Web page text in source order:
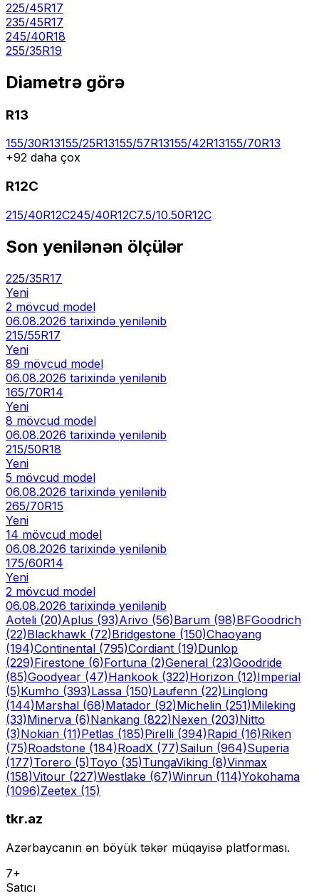
225/45R17
235/45R17
245/40R18
255/35R19
Diametrə görə
R13
155/30R13155/25R13155/57R13155/42R13155/70R13
+92 daha çox
R12C
215/40R12C245/40R12C7.5/10.50R12C
Son yenilənən ölçülər
225/35R17
Yeni
2 mövcud model
06.08.2026 tarixində yenilənib
215/55R17
Yeni
89 mövcud model
06.08.2026 tarixində yenilənib
165/70R14
Yeni
8 mövcud model
06.08.2026 tarixində yenilənib
215/50R18
Yeni
5 mövcud model
06.08.2026 tarixində yenilənib
265/70R15
Yeni
14 mövcud model
06.08.2026 tarixində yenilənib
175/60R14
Yeni
2 mövcud model
06.08.2026 tarixində yenilənib
Aoteli (20)Aplus (93)Arivo (56)Barum (98)BFGoodrich
(22)Blackhawk (72)Bridgestone (150)Chaoyang
(194)Continental (795)Cordiant (19)Dunlop
(229)Firestone (6)Fortuna (2)General (23)Goodride
(85)Goodyear (47)Hankook (322)Horizon (12)Imperial
(5)Kumho (393)Lassa (150)Laufenn (22)Linglong
(144)Marshal (68)Matador (92)Michelin (251)Mileking
(33)Minerva (6)Nankang (822)Nexen (203)Nitto
(3)Nokian (11)Petlas (185)Pirelli (394)Rapid (16)Riken
(75)Roadstone (184)RoadX (77)Sailun (964)Superia
(177)Torero (5)Toyo (35)TungaViking (8)Vinmax
(158)Vitour (227)Westlake (67)Winrun (114)Yokohama
(1096)Zeetex (15)
tkr.az
Azərbaycanın ən böyük təkər müqayisə platforması.
7+
Satıcı